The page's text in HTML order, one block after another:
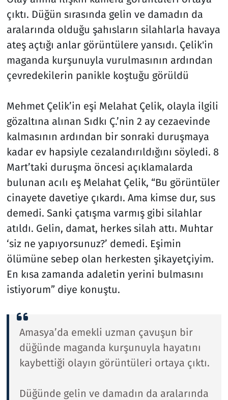
çıktı. Düğün sırasında gelin ve damadın da
aralarında olduğu şahısların silahlarla havaya
ateş açtığı anlar görüntülere yansıdı. Çelik'in
maganda kurşunuyla vurulmasının ardından
çevredekilerin panikle koştuğu görüldü
Mehmet Çelik’in eşi Melahat Çelik, olayla ilgili
gözaltına alınan Sıdkı Ç.’nin 2 ay cezaevinde
kalmasının ardından bir sonraki duruşmaya
kadar ev hapsiyle cezalandırıldığını söyledi. 8
Mart’taki duruşma öncesi açıklamalarda
bulunan acılı eş Melahat Çelik, “Bu görüntüler
cinayete davetiye çıkardı. Ama kimse dur, sus
demedi. Sanki çatışma varmış gibi silahlar
atıldı. Gelin, damat, herkes silah attı. Muhtar
‘siz ne yapıyorsunuz?’ demedi. Eşimin
ölümüne sebep olan herkesten şikayetçiyim.
En kısa zamanda adaletin yerini bulmasını
istiyorum” diye konuştu.
Amasya’da emekli uzman çavuşun bir
düğünde maganda kurşunuyla hayatını
kaybettiği olayın görüntüleri ortaya çıktı.
Düğünde gelin ve damadın da aralarında